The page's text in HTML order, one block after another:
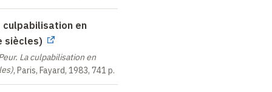
» de Tolfa-Allumiere
d'Alun à 80 km au
le livre L'Alun de Rome
culpabilisation en
siècles)
La culpabilisation en
, Paris, Fayard, 1983, 741 p.